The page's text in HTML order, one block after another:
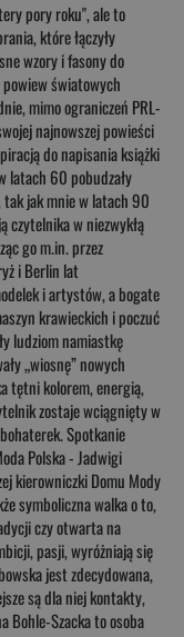
pory roku", ale to
które łączyły
wzory i fasony do
światowych
mimo ograniczeń PRL-
najnowszej powieści
do napisania książki
latach 60 pobudzały
jak mnie w latach 90
czytelnika w niezwykłą
go m.in. przez
i Berlin lat
i artystów, a bogate
krawieckich i poczuć
ludziom namiastkę
„wiosnę” nowych
tętni kolorem, energią,
zostaje wciągnięty w
Spotkanie
Polska - Jadwigi
kierowniczki Domu Mody
symboliczna walka o to,
czy otwarta na
pasji, wyróżniają się
jest zdecydowana,
są dla niej kontakty,
Bohle-Szacka to osoba